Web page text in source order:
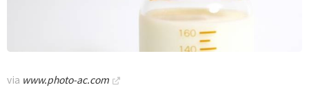
via www.photo-ac.com